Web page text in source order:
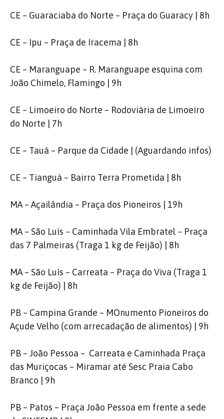
CE – Guaraciaba do Norte – Praça do Guaracy | 8h
CE – Ipu – Praça de Iracema | 8h
CE – Maranguape – R. Maranguape esquina com
João Chimelo, Flamingo | 9h
CE – Limoeiro do Norte – Rodoviária de Limoeiro
do Norte | 7h
CE – Tauá – Parque da Cidade | (Aguardando infos)
CE – Tianguá – Bairro Terra Prometida | 8h
MA – Açailândia – Praça dos Pioneiros | 19h
MA – São Luís – Caminhada Vila Embratel – Praça
das 7 Palmeiras (Traga 1 kg de Feijão) | 8h
MA – São Luís – Carreata – Praça do Viva (Traga 1
kg de Feijão) | 8h
PB – Campina Grande – MOnumento Pioneiros do
Açude Velho (com arrecadação de alimentos) | 9h
PB – João Pessoa – Carreata e Caminhada Praça
das Muriçocas – Miramar até Sesc Praia Cabo
Branco | 9h
PB – Patos – Praça João Pessoa em frente a sede